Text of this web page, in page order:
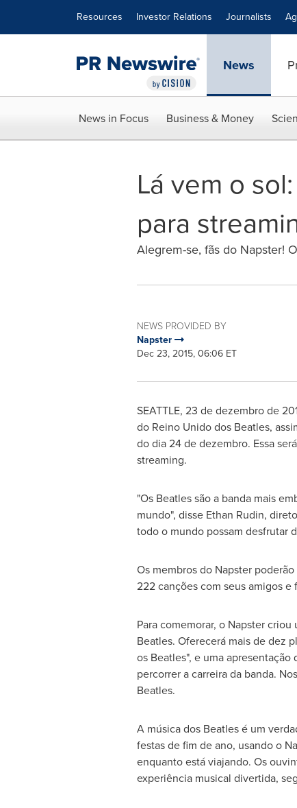
Resources Investor Relations Journalists
News
News in Focus Business & Money
Lá vem o
para
Alegrem-se, fãs do Napster!
NEWS PROVIDED BY
Napster
Dec 23, 2015, 06:06 ET
SEATTLE, 23 de dezembro de
do Reino Unido dos Beatles,
do dia 24 de dezembro. Essa
streaming.
"Os Beatles são a banda mais
mundo", disse Ethan Rudin,
todo o mundo possam desfrutar
Os membros do Napster
222 canções com seus amigos
Para comemorar, o Napster
Beatles. Oferecerá mais de dez
os Beatles", e uma
percorrer a carreira da banda.
Beatles.
A música dos Beatles é um
festas de fim de ano, usando o
enquanto está viajando. Os
experiência musical divertida,